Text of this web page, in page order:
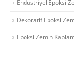
Endüstriyel Epoksi
Dekoratif Epoksi
Epoksi Zemin